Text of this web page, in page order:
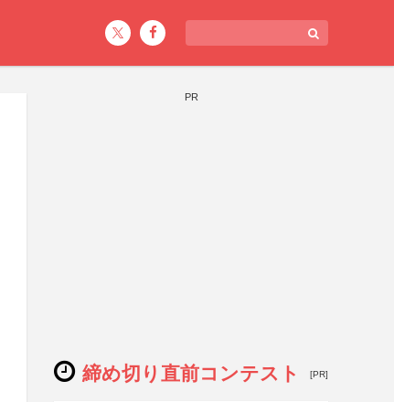
PR
締め切り直前コンテスト [PR]